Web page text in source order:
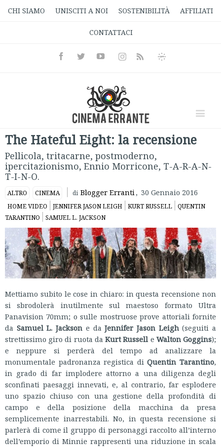
CHI SIAMO UNISCITI A NOI SOSTENIBILITÀ AFFILIATI
CONTATTACI
FacebookTwitterYoutubeInstagramRss
Informativa
The Hateful Eight: la recensione
Pellicola, tritacarne, postmoderno,
ipercitazionismo, Ennio Morricone, T-A-R-A-N-
T-I-N-O.
ALTRO CINEMA di Blogger Erranti, 30 Gennaio 2016
HOME VIDEO JENNIFER JASON LEIGH KURT RUSSELL
QUENTIN
TARANTINO
SAMUEL L. JACKSON
Mettiamo subito le cose in chiaro: in questa recensione non
si sbrodolerà inutilmente sul maestoso formato Ultra
Panavision 70mm; o sulle mostruose prove attoriali fornite
da Samuel L. Jackson e daJennifer Jason Leigh(seguiti a
strettissimo giro di ruota daKurt Russell e Walton Goggins);
e neppure si perderà del tempo ad analizzare la
monumentale padronanza registica diQuentin Tarantino,
in grado di far implodere attorno a una diligenza degli
sconfinati paesaggi innevati, e, al contrario, far esplodere
uno spazio chiuso con una gestione della profondità di
campo e della posizione della macchina da presa
semplicemente inarrestabili. No, in questa recensione si
parlerà di come il gruppo di personaggi raccolto all’interno
dell’emporio di Minnie rappresenti una riduzione in scala